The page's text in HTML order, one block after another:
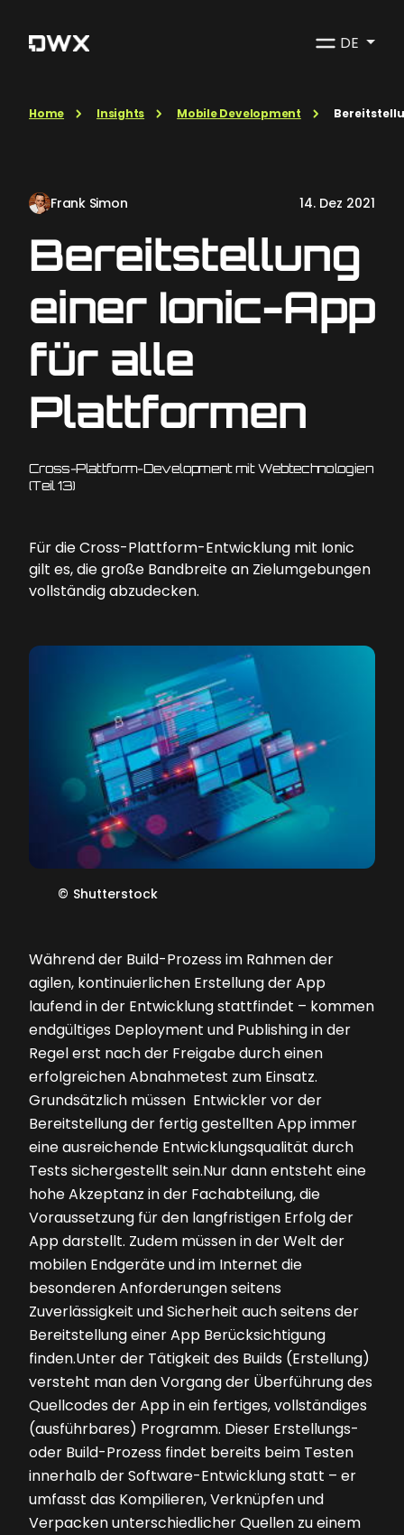
DE
Home Insights Mobile Development
Frank Simon 14. Dez 2021
Bereitstellung
einer Ionic-App
für alle
Plattformen
Cross-Plattform-Development mit Webtechnologien
(Teil 13)
Für die Cross-Plattform-Entwicklung mit Ionic
gilt es, die große Bandbreite an Zielumgebungen
vollständig abzudecken.
© Shutterstock
Während der Build-Prozess im Rahmen der
agilen, kontinuierlichen Erstellung der App
laufend in der Entwicklung stattfindet – kommen
endgültiges Deployment und Publishing in der
Regel erst nach der Freigabe durch einen
erfolgreichen Abnahmetest zum Einsatz.
Grundsätzlich müssen Entwickler vor der
Bereitstellung der fertig gestellten App immer
eine ausreichende Entwicklungsqualität durch
Tests sichergestellt sein.Nur dann entsteht eine
hohe Akzeptanz in der Fachabteilung, die
Voraussetzung für den langfristigen Erfolg der
App darstellt. Zudem müssen in der Welt der
mobilen Endgeräte und im Internet die
besonderen Anforderungen seitens
Zuverlässigkeit und Sicherheit auch seitens der
Bereitstellung einer App Berücksichtigung
finden.Unter der Tätigkeit des Builds (Erstellung)
versteht man den Vorgang der Überführung des
Quellcodes der App in ein fertiges, vollständiges
(ausführbares) Programm. Dieser Erstellungs-
oder Build-Prozess findet bereits beim Testen
innerhalb der Software-Entwicklung statt – er
umfasst das Kompilieren, Verknüpfen und
Verpacken unterschiedlicher Quellen zu einem